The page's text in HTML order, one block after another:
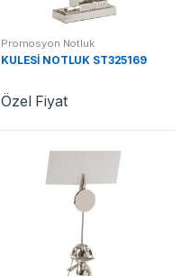
Promosyon Notluk
KULESİ NOTLUK ST325169
Özel Fiyat